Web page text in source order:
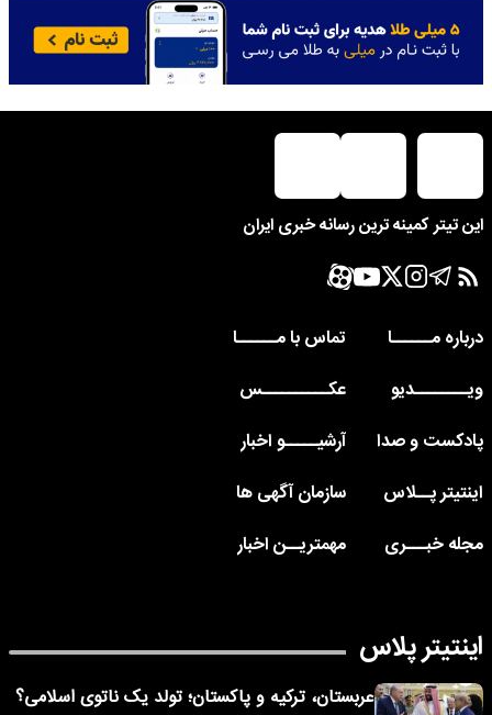
این تیتر کمینه ترین رسانه خبری ایران
درباره مــــــا
تماس با مــــــا
ویــــــــدیو
عکــــــــــس
پادکست و صدا
آرشیـــــو اخبار
اینتیتر پــلاس
سازمان آگهی ها
مجله خبـــری
مهمتریــن اخبار
اینتیتر پلاس
عربستان، ترکیه و پاکستان؛ تولد یک ناتوی اسلامی؟